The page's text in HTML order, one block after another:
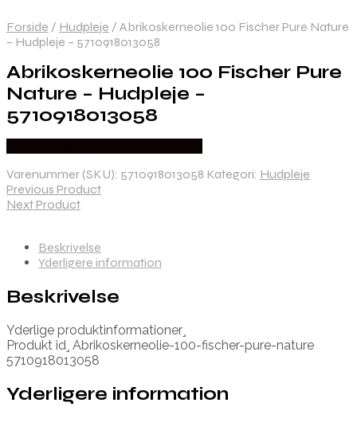
Forside / Hudpleje / Abrikoskerneolie 100 Fischer Pure Nature
– Hudpleje – 5710918013058
Abrikoskerneolie 100 Fischer Pure
Nature – Hudpleje –
5710918013058
Varenummer (SKU): 5710918013058 Kategori: Hudpleje
Previous Product
Next Product
Beskrivelse
Yderligere information
Beskrivelse
Yderlige produktinformationer¸
Produkt id¸ Abrikoskerneolie-100-fischer-pure-nature
5710918013058
Yderligere information